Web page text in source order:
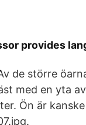
provides
de större
med en yta
Ön är